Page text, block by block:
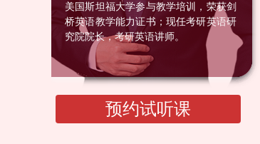
美国斯坦福大学参与教学培训，荣获剑
桥英语教学能力证书；现任考研英语研
究院院长，考研英语讲师。
预约试听课